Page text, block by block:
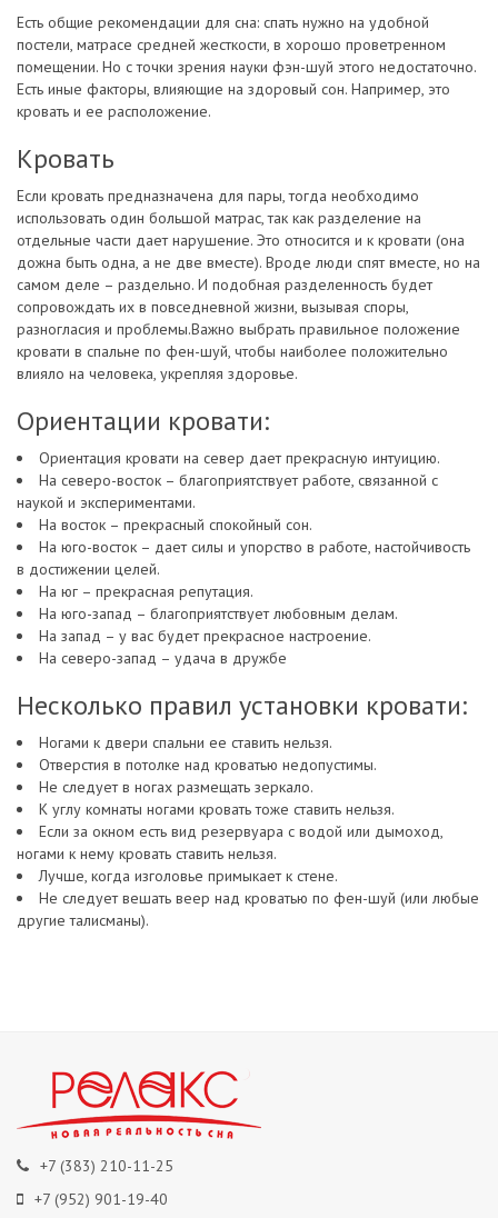
Есть общие рекомендации для сна: спать нужно на удобной
постели, матрасе средней жесткости, в хорошо проветренном
помещении. Но с точки зрения науки фэн-шуй этого недостаточно.
Есть иные факторы, влияющие на здоровый сон. Например, это
кровать и ее расположение.
Кровать
Если кровать предназначена для пары, тогда необходимо
использовать один большой матрас, так как разделение на
отдельные части дает нарушение. Это относится и к кровати (она
дожна быть одна, а не две вместе). Вроде люди спят вместе, но на
самом деле – раздельно. И подобная разделенность будет
сопровождать их в повседневной жизни, вызывая споры,
разногласия и проблемы.Важно выбрать правильное положение
кровати в спальне по фен-шуй, чтобы наиболее положительно
влияло на человека, укрепляя здоровье.
Ориентации кровати:
Ориентация кровати на север дает прекрасную интуицию.
На северо-восток – благоприятствует работе, связанной с
наукой и экспериментами.
На восток – прекрасный спокойный сон.
На юго-восток – дает силы и упорство в работе, настойчивость
в достижении целей.
На юг – прекрасная репутация.
На юго-запад – благоприятствует любовным делам.
На запад – у вас будет прекрасное настроение.
На северо-запад – удача в дружбе
Несколько правил установки кровати:
Ногами к двери спальни ее ставить нельзя.
Отверстия в потолке над кроватью недопустимы.
Не следует в ногах размещать зеркало.
К углу комнаты ногами кровать тоже ставить нельзя.
Если за окном есть вид резервуара с водой или дымоход,
ногами к нему кровать ставить нельзя.
Лучше, когда изголовье примыкает к стене.
Не следует вешать веер над кроватью по фен-шуй (или любые
другие талисманы).
+7 (383) 210-11-25
+7 (952) 901-19-40